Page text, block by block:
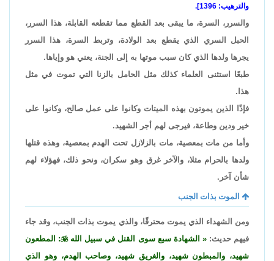
والترهيب: 1396].
والسرر، السرة، ما يبقى بعد القطع مما تقطعه القابلة، هذا السرر،
الحبل السري الذي يقطع بعد الولادة، وتربط السرة، هذا السرر
يجرها ولدها الذي كان سبب موتها به إلى الجنة، يعني هو وإياها.
طبعًا استثنى العلماء كذلك مثل الحامل بالزنا التي تموت في مثل
هذا.
فإذًا الذين يموتون بهذه الميتات وكانوا على عمل صالح، وكانوا على
خير ودين وطاعة، فيرجى لهم أجر الشهيد.
وأما من مات بمعصية، مات بالزلازل تحت الهدم بمعصية، وهذه قتلها
ولدها بالحرام مثلا، والآخر غرق وهو سكران، ونحو ذلك، فهؤلاء لهم
شأن آخر.
الموت بذات الجنب
ومن الشهداء الذي يموت محترقًا، والذي يموت بذات الجنب، وقد جاء
فيهم حديث:
الشهادة سبع سوى القتل في سبيل الله: المطعون
شهيد، والمبطون شهيد، والغريق شهيد، وصاحب الهدم، وهو الذي